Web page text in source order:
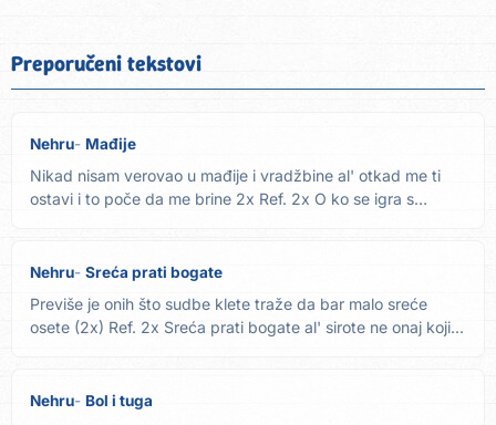
Preporučeni tekstovi
Nehru Mađije
Nikad nisam verovao u mađije i vradžbine al' otkad me ti
ostavi i to poče da me brine 2x Ref. 2x O ko se igra s
Nehru Sreća prati bogate
Previše je onih što sudbe klete traže da bar malo sreće
osete (2x) Ref. 2x Sreća prati bogate al' sirote ne onaj koji...
Nehru Bol i tuga